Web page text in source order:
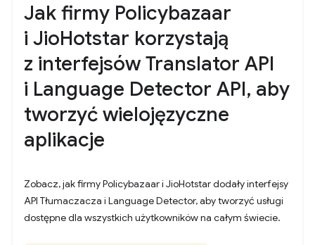
Jak firmy Policybazaar
i JioHotstar korzystają
z interfejsów Translator API
i Language Detector API, aby
tworzyć wielojęzyczne
aplikacje
Zobacz, jak firmy Policybazaar i JioHotstar dodały interfejsy
API Tłumaczacza i Language Detector, aby tworzyć usługi
dostępne dla wszystkich użytkowników na całym świecie.